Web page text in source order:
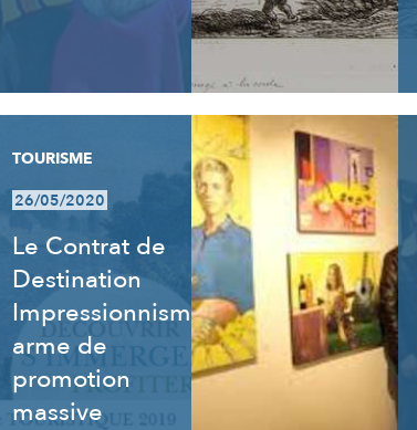
TOURISME
26/05/2020
Le Contrat de
Destination
Impressionnisme,
arme de
promotion
massive